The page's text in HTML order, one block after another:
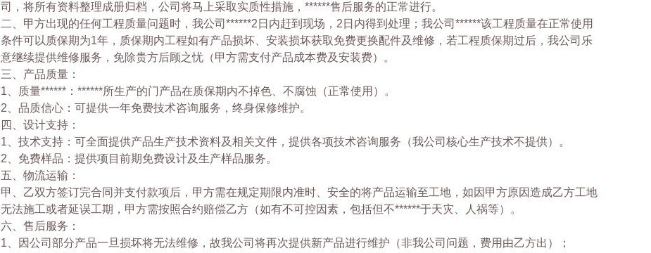
司，将所有资料整理成册归档，公司将马上采取实质性措施，******售后服务的正常进行。
二、甲方出现的任何工程质量问题时，我公司******2日内赶到现场，2日内得到处理；我公司******该工程质量在正常使用
条件可以质保期为1年，质保期内工程如有产品损坏、安装损坏获取免费更换配件及维修，若工程质保期过后，我公司乐
意继续提供维修服务，免除贵方后顾之忧（甲方需支付产品成本费及安装费）。
三、产品质量：
1、质量******：******所生产的门产品在质保期内不掉色、不腐蚀（正常使用）。
2、品质信心：可提供一年免费技术咨询服务，终身保修维护。
四、设计支持：
1、技术支持：可全面提供产品生产技术资料及相关文件，提供各项技术咨询服务（我公司核心生产技术不提供）。
2、免费样品：提供项目前期免费设计及生产样品服务。
五、物流运输：
甲、乙双方签订完合同并支付款项后，甲方需在规定期限内准时、安全的将产品运输至工地，如因甲方原因造成乙方工地
无法施工或者延误工期，甲方需按照合约赔偿乙方（如有不可控因素，包括但不******于天灾、人祸等）。
六、售后服务：
1、因公司部分产品一旦损坏将无法维修，故我公司将再次提供新产品进行维护（非我公司问题，费用由乙方出）；